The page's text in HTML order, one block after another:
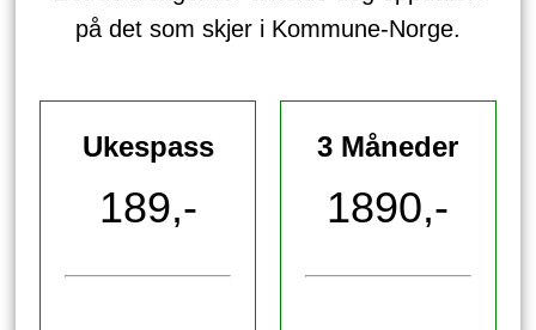
på det som skjer i Kommune-Norge.
Ukespass
189,-
3 Måneder
1890,-